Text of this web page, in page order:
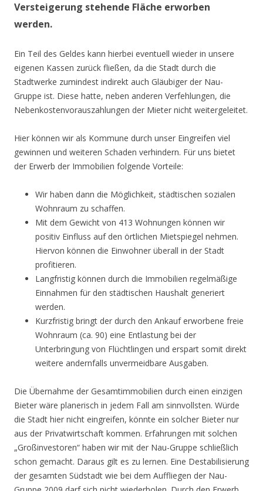
Versteigerung stehende Fläche erworben
werden.
Ein Teil des Geldes kann hierbei eventuell wieder in unsere
eigenen Kassen zurück fließen, da die Stadt durch die
Stadtwerke zumindest indirekt auch Gläubiger der Nau-
Gruppe ist. Diese hatte, neben anderen Verfehlungen, die
Nebenkostenvorauszahlungen der Mieter nicht weitergeleitet.
Hier können wir als Kommune durch unser Eingreifen viel
gewinnen und weiteren Schaden verhindern. Für uns bietet
der Erwerb der Immobilien folgende Vorteile:
Wir haben dann die Möglichkeit, städtischen sozialen
Wohnraum zu schaffen.
Mit dem Gewicht von 413 Wohnungen können wir
positiv Einfluss auf den örtlichen Mietspiegel nehmen.
Hiervon können die Einwohner überall in der Stadt
profitieren.
Langfristig können durch die Immobilien regelmäßige
Einnahmen für den städtischen Haushalt generiert
werden.
Kurzfristig bringt der durch den Ankauf erworbene freie
Wohnraum (ca. 90) eine Entlastung bei der
Unterbringung von Flüchtlingen und erspart somit direkt
weitere andernfalls unvermeidbare Ausgaben.
Die Übernahme der Gesamtimmobilien durch einen einzigen
Bieter wäre planerisch in jedem Fall am sinnvollsten. Würde
die Stadt hier nicht eingreifen, könnte ein solcher Bieter nur
aus der Privatwirtschaft kommen. Erfahrungen mit solchen
„Großinvestoren“ haben wir mit der Nau-Gruppe schließlich
schon gemacht. Daraus gilt es zu lernen. Eine Destabilisierung
der gesamten Südstadt wie bei dem Auffliegen der Nau-